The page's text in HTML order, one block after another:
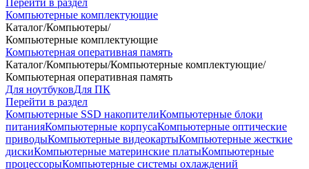
Перейти в раздел
Компьютерные комплектующие
Каталог/Компьютеры/
Компьютерные комплектующие
Компьютерная оперативная память
Каталог/Компьютеры/Компьютерные комплектующие/
Компьютерная оперативная память
Для ноутбуковДля ПК
Перейти в раздел
Компьютерные SSD накопителиКомпьютерные блоки
питанияКомпьютерные корпусаКомпьютерные оптические
приводыКомпьютерные видеокартыКомпьютерные жесткие
дискиКомпьютерные материнские платыКомпьютерные
процессорыКомпьютерные системы охлаждений